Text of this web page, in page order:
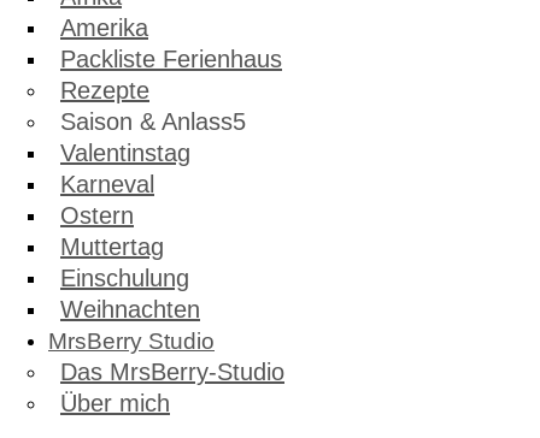
Amerika
Packliste Ferienhaus
Rezepte
Saison & Anlass
Valentinstag
Karneval
Ostern
Muttertag
Einschulung
Weihnachten
MrsBerry Studio
Das MrsBerry-Studio
Über mich